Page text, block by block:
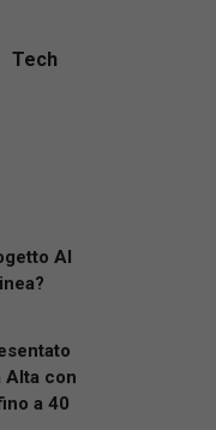
Tech
AI
Alta con
a 40